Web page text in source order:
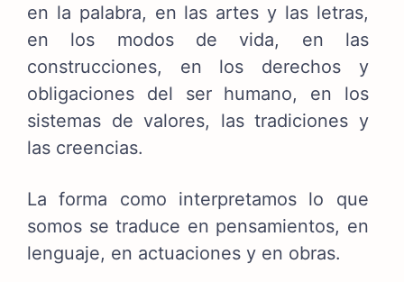
en la palabra, en las artes y las letras,
en los modos de vida, en las
construcciones, en los derechos y
obligaciones del ser humano, en los
sistemas de valores, las tradiciones y
las creencias.
La forma como interpretamos lo que
somos se traduce en pensamientos, en
lenguaje, en actuaciones y en obras.